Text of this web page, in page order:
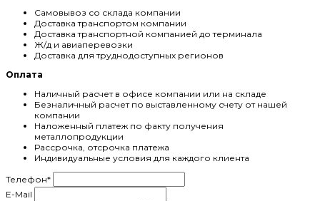
Самовывоз со склада компании
Доставка транспортом компании
Доставка транспортной компанией до терминала
Ж/д и авиаперевозки
Доставка для труднодоступных регионов
Оплата
Наличный расчет в офисе компании или на складе
Безналичный расчет по выставленному счету от нашей
компании
Наложенный платеж по факту получения
металлопродукции
Рассрочка, отсрочка платежа
Индивидуальные условия для каждого клиента
Телефон*
E-Mail